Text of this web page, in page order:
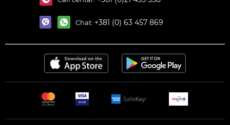
Chat: +381 (0) 63 457 869